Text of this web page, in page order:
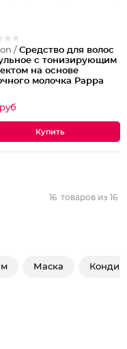
/ Средство для волос
с тонизирующим
на основе
молочка Pарра
руб
16 товаров из 16
Маска